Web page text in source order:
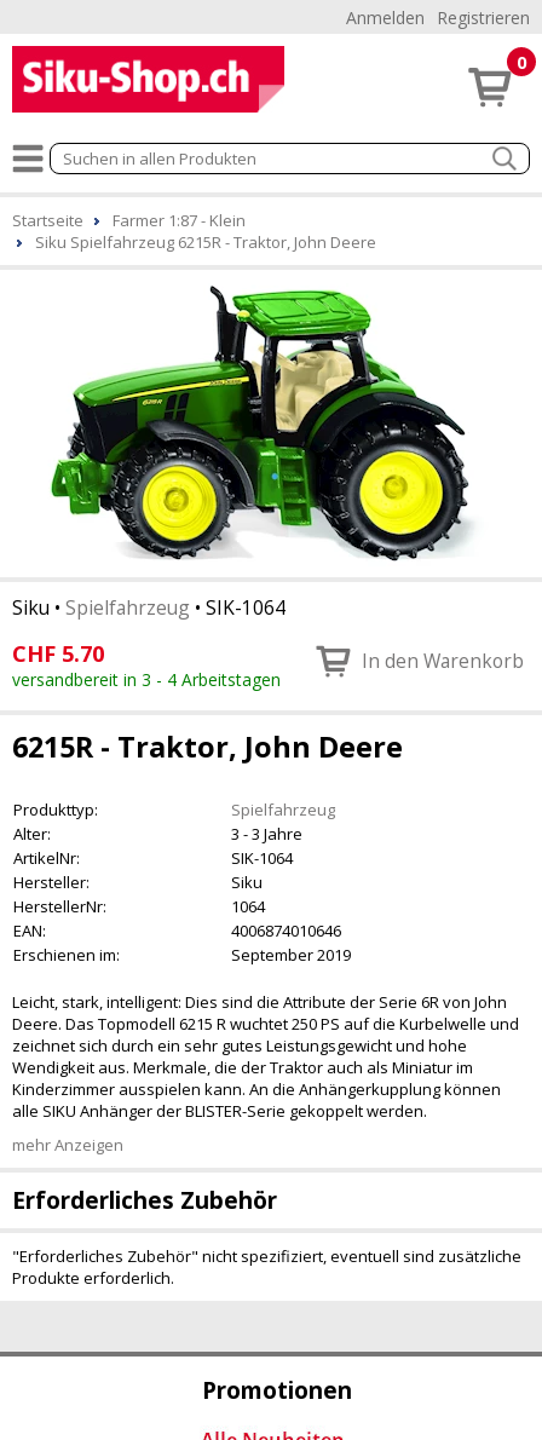
Anmelden Registrieren
0
Promotionen
Startseite
Farmer 1:87 - Klein
Siku Spielfahrzeug 6215R - Traktor, John Deere
Siku • Spielfahrzeug • SIK-1064
CHF 5.70
versandbereit in 3 - 4 Arbeitstagen
In den Warenkorb
6215R - Traktor, John Deere
Produkttyp:
Spielfahrzeug
Alter:
3 - 3 Jahre
ArtikelNr:
SIK-1064
Hersteller:
Siku
HerstellerNr:
1064
EAN:
4006874010646
Erschienen im:
September 2019
Leicht, stark, intelligent: Dies sind die Attribute der Serie 6R von John
Deere. Das Topmodell 6215 R wuchtet 250 PS auf die Kurbelwelle und
zeichnet sich durch ein sehr gutes Leistungsgewicht und hohe
Wendigkeit aus. Merkmale, die der Traktor auch als Miniatur im
Kinderzimmer ausspielen kann. An die Anhängerkupplung können
alle SIKU Anhänger der BLISTER-Serie gekoppelt werden.
mehr Anzeigen
Erforderliches Zubehör
"Erforderliches Zubehör" nicht spezifiziert, eventuell sind zusätzliche
Produkte erforderlich.